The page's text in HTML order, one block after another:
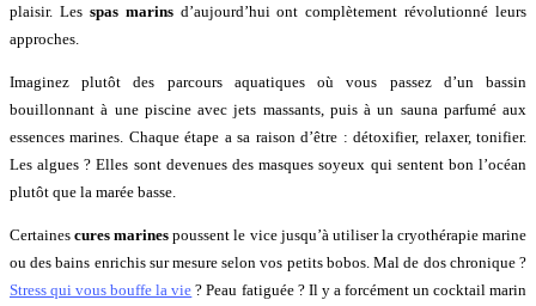
plaisir. Les spas marinsd’aujourd’hui ont complètement révolutionné leurs
approches.
Imaginez plutôt des parcours aquatiques où vous passez d’un bassin
bouillonnant à une piscine avec jets massants, puis à un sauna parfumé aux
essences marines. Chaque étape a sa raison d’être : détoxifier, relaxer, tonifier.
Les algues ? Elles sont devenues des masques soyeux qui sentent bon l’océan
plutôt que la marée basse.
Certainescures marines poussent le vice jusqu’à utiliser la cryothérapie marine
ou des bains enrichis sur mesure selon vos petits bobos. Mal de dos chronique ?
Stress qui vous bouffe la vie ? Peau fatiguée ? Il y a forcément un cocktail marin